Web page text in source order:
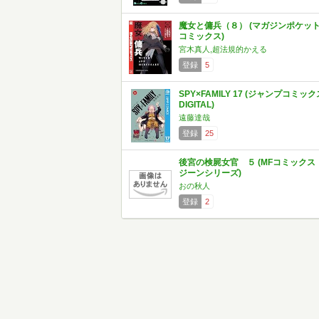
魔女と傭兵（８） (マガジンポケット
コミックス)
宮木真人,超法規的かえる
登録
5
SPY×FAMILY 17 (ジャンプコミック
DIGITAL)
遠藤達哉
登録
25
後宮の検屍女官 ５ (MFコミックス
ジーンシリーズ)
おの秋人
登録
2